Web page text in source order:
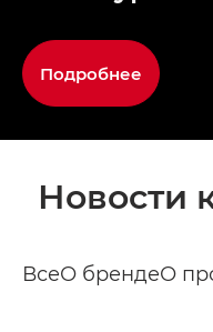
Подробнее
Новости
ВсеО брендеО